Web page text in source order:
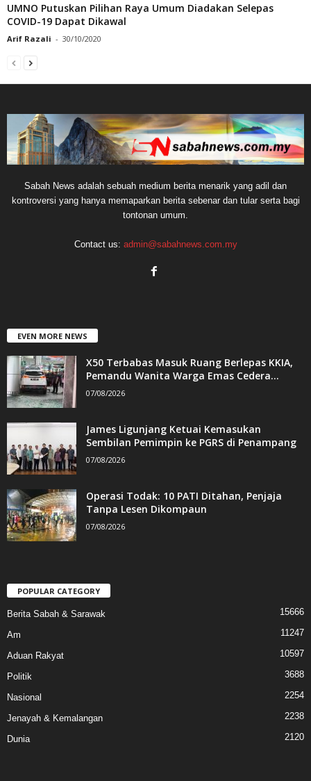
UMNO Putuskan Pilihan Raya Umum Diadakan Selepas
COVID-19 Dapat Dikawal
Arif Razali - 30/10/2020
Sabah News adalah sebuah medium berita menarik yang adil dan
kontroversi yang hanya memaparkan berita sebenar dan tular serta bagi
tontonan umum.
Contact us: admin@sabahnews.com.my
EVEN MORE NEWS
X50 Terbabas Masuk Ruang Berlepas KKIA,
Pemandu Wanita Warga Emas Cedera...
07/08/2026
James Ligunjang Ketuai Kemasukan
Sembilan Pemimpin ke PGRS di Penampang
07/08/2026
Operasi Todak: 10 PATI Ditahan, Penjaja
Tanpa Lesen Dikompaun
07/08/2026
POPULAR CATEGORY
Berita Sabah & Sarawak 15666
Am 11247
Aduan Rakyat 10597
Politik 3688
Nasional 2254
Jenayah & Kemalangan 2238
Dunia 2120